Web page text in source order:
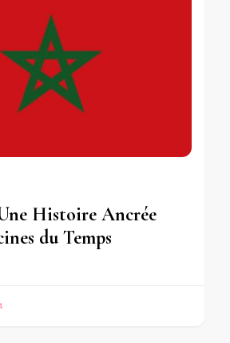
Histoire Ancrée
du Temps